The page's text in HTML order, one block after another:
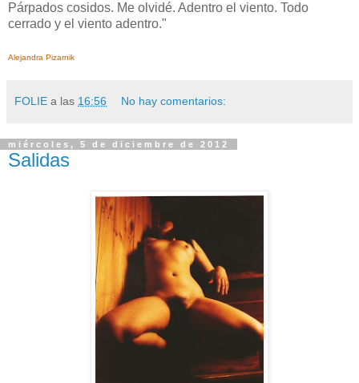
Párpados cosidos. Me olvidé. Adentro el viento. Todo
cerrado y el viento adentro."
Alejandra Pizarnik
FOLIE a las 16:56 No hay comentarios:
miércoles, 5 de diciembre de 2012
Salidas